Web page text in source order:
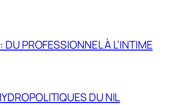
PROFESSIONNEL À L’INTIME
DU NIL